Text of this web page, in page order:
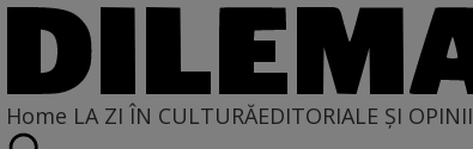
Home LA ZI ÎN CULTURĂEDITORIALE ȘI OPINII